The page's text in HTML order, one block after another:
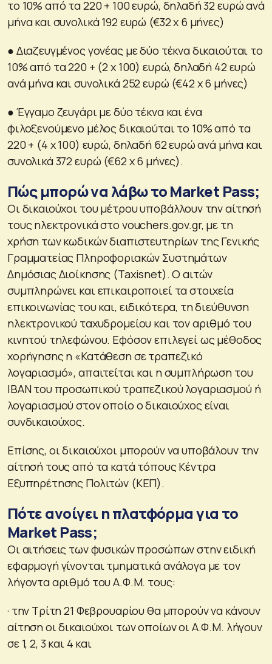
το 10% από τα 220 + 100 ευρώ, δηλαδή 32 ευρώ ανά
μήνα και συνολικά 192 ευρώ (€32 x 6 μήνες)
● Διαζευγμένος γονέας με δύο τέκνα δικαιούται το
10% από τα 220 + (2 x 100) ευρώ, δηλαδή 42 ευρώ
ανά μήνα και συνολικά 252 ευρώ (€42 x 6 μήνες)
● Έγγαμο ζευγάρι με δύο τέκνα και ένα
φιλοξενούμενο μέλος δικαιούται το 10% από τα
220 + (4 x 100) ευρώ, δηλαδή 62 ευρώ ανά μήνα και
συνολικά 372 ευρώ (€62 x 6 μήνες).
Πώς μπορώ να λάβω το Market Pass;
Οι δικαιούχοι του μέτρου υποβάλλουν την αίτησή
τους ηλεκτρονικά στο vouchers.gov.gr, με τη
χρήση των κωδικών διαπιστευτηρίων της Γενικής
Γραμματείας Πληροφοριακών Συστημάτων
Δημόσιας Διοίκησης (Taxisnet). Ο αιτών
συμπληρώνει και επικαιροποιεί τα στοιχεία
επικοινωνίας του και, ειδικότερα, τη διεύθυνση
ηλεκτρονικού ταχυδρομείου και τον αριθμό του
κινητού τηλεφώνου. Εφόσον επιλεγεί ως μέθοδος
χορήγησης η «Κατάθεση σε τραπεζικό
λογαριασμό», απαιτείται και η συμπλήρωση του
IBAN του προσωπικού τραπεζικού λογαριασμού ή
λογαριασμού στον οποίο ο δικαιούχος είναι
συνδικαιούχος.
Επίσης, οι δικαιούχοι μπορούν να υποβάλουν την
αίτησή τους από τα κατά τόπους Κέντρα
Εξυπηρέτησης Πολιτών (ΚΕΠ).
Πότε ανοίγει η πλατφόρμα για το
Market Pass;
Οι αιτήσεις των φυσικών προσώπων στην ειδική
εφαρμογή γίνονται τμηματικά ανάλογα με τον
λήγοντα αριθμό του Α.Φ.Μ. τους:
· την Τρίτη 21 Φεβρουαρίου θα μπορούν να κάνουν
αίτηση οι δικαιούχοι των οποίων οι Α.Φ.Μ. λήγουν
σε 1, 2, 3 και 4 και